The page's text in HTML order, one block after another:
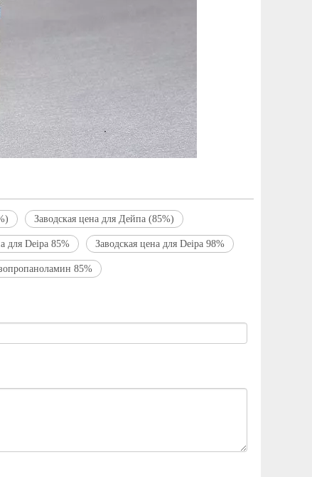
Заводская цена для Дейпа (85%)
для Deipa 85% Заводская цена для Deipa 98%
85%